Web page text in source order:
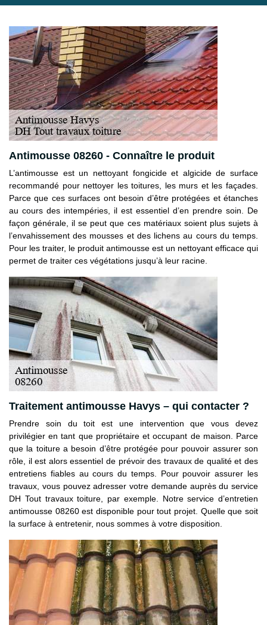
Antimousse 08260 - Connaître le produit
L’antimousse est un nettoyant fongicide et algicide de surface
recommandé pour nettoyer les toitures, les murs et les façades.
Parce que ces surfaces ont besoin d’être protégées et étanches
au cours des intempéries, il est essentiel d’en prendre soin. De
façon générale, il se peut que ces matériaux soient plus sujets à
l’envahissement des mousses et des lichens au cours du temps.
Pour les traiter, le produit antimousse est un nettoyant efficace qui
permet de traiter ces végétations jusqu’à leur racine.
Traitement antimousse Havys – qui contacter ?
Prendre soin du toit est une intervention que vous devez
privilégier en tant que propriétaire et occupant de maison. Parce
que la toiture a besoin d’être protégée pour pouvoir assurer son
rôle, il est alors essentiel de prévoir des travaux de qualité et des
entretiens fiables au cours du temps. Pour pouvoir assurer les
travaux, vous pouvez adresser votre demande auprès du service
DH Tout travaux toiture, par exemple. Notre service d’entretien
antimousse 08260 est disponible pour tout projet. Quelle que soit
la surface à entretenir, nous sommes à votre disposition.